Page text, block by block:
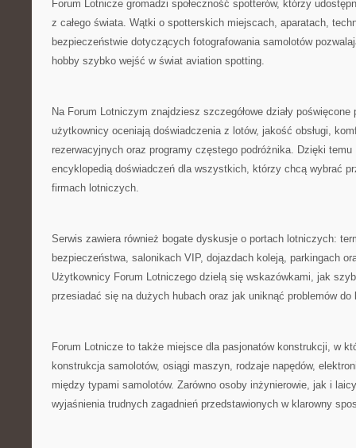
Forum Lotnicze gromadzi społeczność spotterów, którzy
z całego świata. Wątki o spotterskich miejscach, aparatach,
bezpieczeństwie dotyczących fotografowania samolotów
hobby szybko wejść w świat aviation spotting.
Na Forum Lotniczym znajdziesz szczegółowe działy
użytkownicy oceniają doświadczenia z lotów, jakość obsługi,
rezerwacyjnych oraz programy częstego podróżnika. Dzięki
encyklopedią doświadczeń dla wszystkich, którzy chcą wybrać
firmach lotniczych.
Serwis zawiera również bogate dyskusje o portach lotniczych:
bezpieczeństwa, salonikach VIP, dojazdach koleją, parkingach
Użytkownicy Forum Lotniczego dzielą się wskazówkami, jak
przesiadać się na dużych hubach oraz jak uniknąć problemów do
Forum Lotnicze to także miejsce dla pasjonatów konstrukcji, w
konstrukcja samolotów, osiągi maszyn, rodzaje napędów,
między typami samolotów. Zarówno osoby inżynierowie, jak i
wyjaśnienia trudnych zagadnień przedstawionych w klarowny